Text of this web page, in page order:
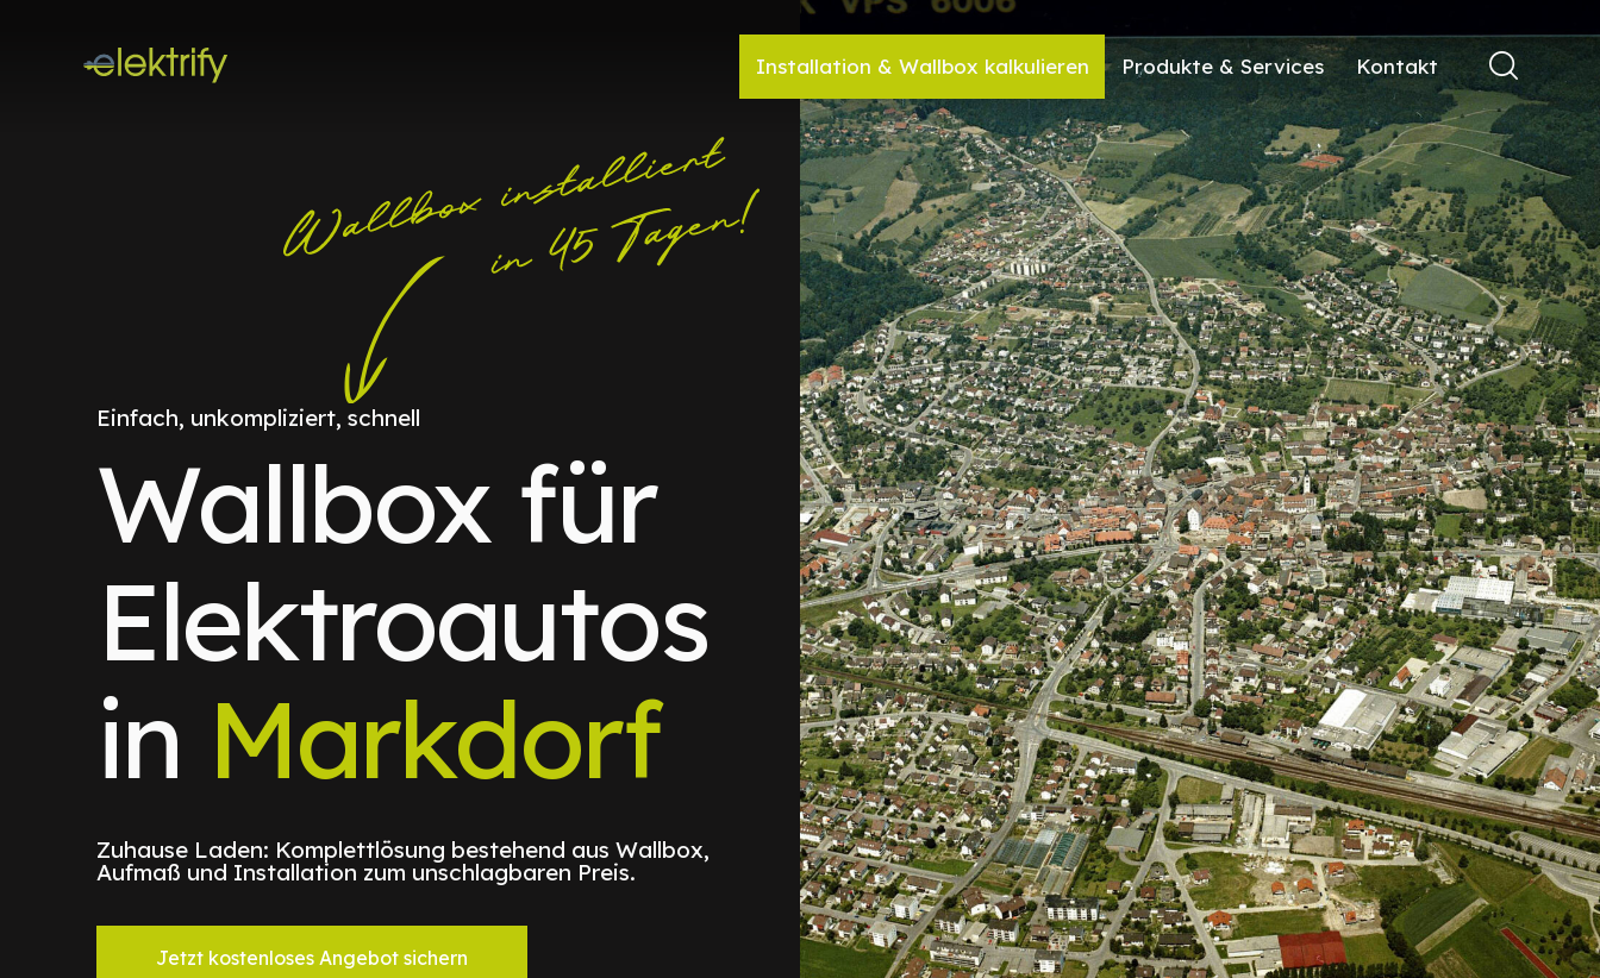
Installation & Wallbox kalkulieren Produkte & Services Kontakt
Einfach, unkompliziert, schnell
Wallbox für
Elektroautos
in Markdorf
Zuhause Laden: Komplettlösung bestehend aus Wallbox,
Aufmaß und Installation zum unschlagbaren Preis.
Jetzt kostenloses Angebot sichern